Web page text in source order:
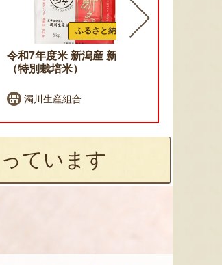
ふるさと納税可
令和7年度米 新潟産 新之助
（特別栽培米）
濁川生産組合
ています